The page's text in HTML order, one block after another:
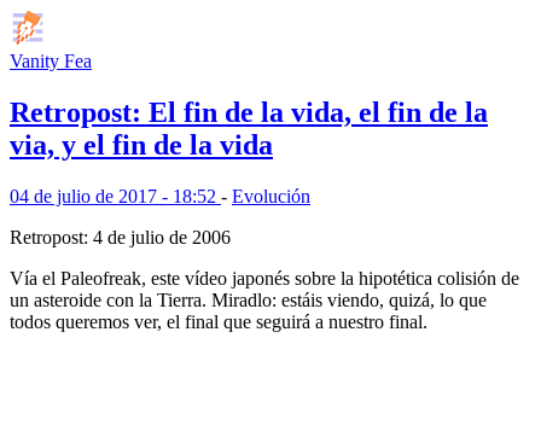
Vanity Fea
Retropost: El fin de la vida, el fin de la
via, y el fin de la vida
04 de julio de 2017 - 18:52 - Evolución
Retropost: 4 de julio de 2006
Vía el Paleofreak, este vídeo japonés sobre la hipotética colisión de
un asteroide con la Tierra. Miradlo: estáis viendo, quizá, lo que
todos queremos ver, el final que seguirá a nuestro final.